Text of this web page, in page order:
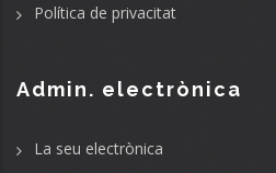
Política de privacitat
Admin. electrònica
La seu electrònica